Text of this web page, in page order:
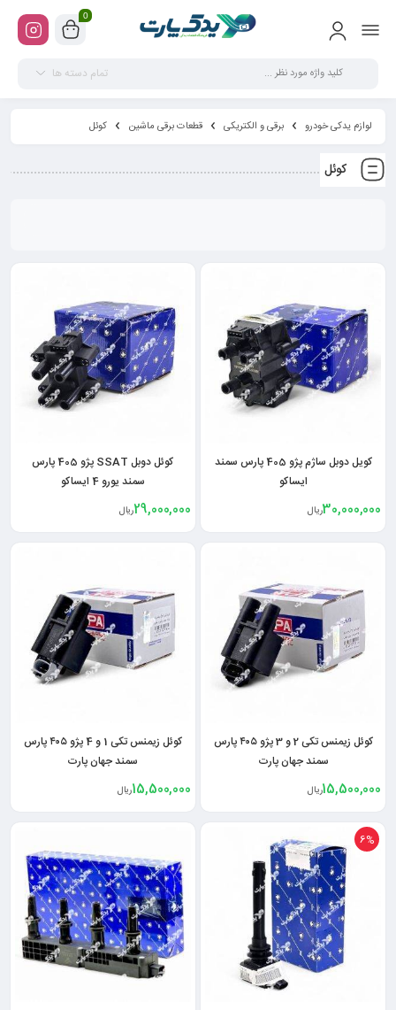
0
تمام دسته ها
لوازم یدکی خودرو برقی و الکتریکی قطعات برقی ماشین کوئل
کوئل
کویل دوبل ساژم پژو 405 پارس سمند
ایساکو
30,000,000ریال
کوئل دوبل SSAT پژو 405 پارس
سمند یورو 4 ایساکو
29,000,000ریال
کوئل زیمنس تکی 2 و 3 پژو ۴۰۵ پارس
سمند جهان پارت
15,500,000ریال
کوئل زیمنس تکی 1 و 4 پژو ۴۰۵ پارس
سمند جهان پارت
15,500,000ریال
6%